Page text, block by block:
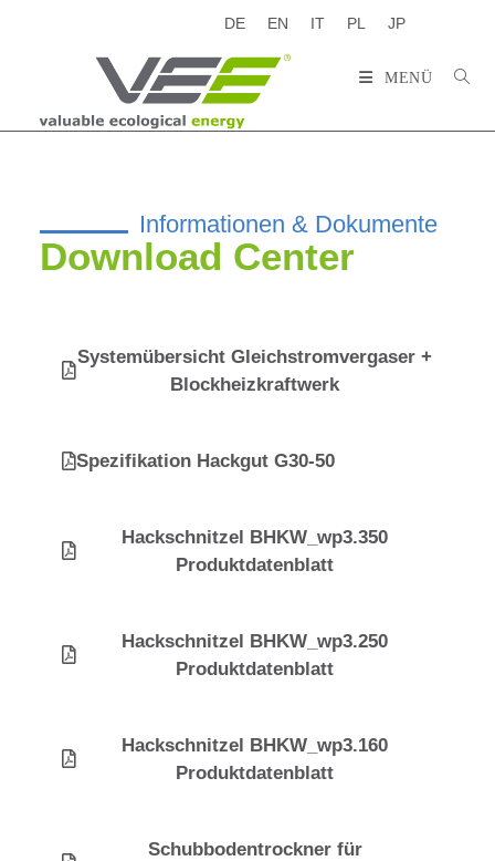
DE EN IT PL JP
MENÜ
Informationen & Dokumente
Download Center
Systemübersicht Gleichstromvergaser +
Blockheizkraftwerk
Spezifikation Hackgut G30-50
Hackschnitzel BHKW_wp3.350
Produktdatenblatt
Hackschnitzel BHKW_wp3.250
Produktdatenblatt
Hackschnitzel BHKW_wp3.160
Produktdatenblatt
Schubbodentrockner für